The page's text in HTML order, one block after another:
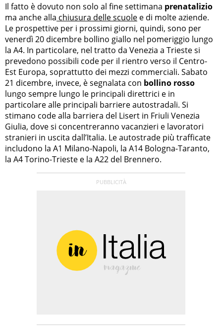
Il fatto è dovuto non solo al fine settimana prenatalizio
ma anche alla chiusura delle scuole e di molte aziende.
Le prospettive per i prossimi giorni, quindi, sono per
venerdì 20 dicembre bollino giallo nel pomeriggio lungo
la A4. In particolare, nel tratto da Venezia a Trieste si
prevedono possibili code per il rientro verso il Centro-
Est Europa, soprattutto dei mezzi commerciali. Sabato
21 dicembre, invece, è segnalata con bollino rosso
lungo sempre lungo le principali direttrici e in
particolare alle principali barriere autostradali. Si
stimano code alla barriera del Lisert in Friuli Venezia
Giulia, dove si concentreranno vacanzieri e lavoratori
stranieri in uscita dall’Italia. Le autostrade più trafficate
includono la A1 Milano-Napoli, la A14 Bologna-Taranto,
la A4 Torino-Trieste e la A22 del Brennero.